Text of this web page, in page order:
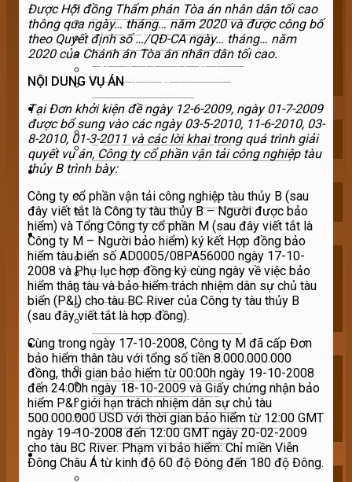
Quy định chung về luật doanh nghiệp
Thành lập doanh nghiệp
Thay đổi đăng ký kinh doanh
Cố vấn doanh nghiệp toàn diện
Cấp giấy chứng nhận đầu tư
Tư vấn dự án đầu tư
Sở hữu trí tuệ
Tư vấn bảo hộ quyền tác giả
Tư vấn bảo hộ quyền sở hữu công nghiệp
Thuế – Kế toán
Quy định chung về pháp luật thuế
Tư vấn kê khai thuế
Lao động – Bảo hiểm
Tranh chấp lao động
Chế độ thai sản
Chế độ hưu trí
Tai nạn lao động
Các chế độ an sinh xã hội khác
Tranh tụng
Luật sư tranh tụng hình sự
Luật sư tranh tụng dân sự
Luật sư tranh tụng hành chính
Luật sư tranh tụng hôn nhân – gia đình
Luật sư tranh tụng lao động
Văn bản pháp luật
Được Hội đồng Thẩm phán Tòa án nhân dân tối cao
thông qua ngày… tháng… năm 2020 và được công bố
theo Quyết định số …/QĐ-CA ngày… tháng… năm
2020 của Chánh án Tòa án nhân dân tối cao.
NỘI DUNG VỤ ÁN
Tại Đơn khởi kiện đề ngày 12-6-2009, ngày 01-7-2009
được bổ sung vào các ngày 03-5-2010, 11-6-2010, 03-
8-2010, 01-3-2011 và các lời khai trong quá trình giải
quyết vụ án, Công ty cổ phần vận tải công nghiệp tàu
thủy B trình bày:
Công ty cổ phần vận tải công nghiệp tàu thủy B (sau
đây viết tắt là Công ty tàu thủy B – Người được bảo
hiểm) và Tổng Công ty cổ phần M (sau đây viết tắt là
Công ty M – Người bảo hiểm) ký kết Hợp đồng bảo
hiểm tàu biển số AD0005/08PA56000 ngày 17-10-
2008 và Phụ lục hợp đồng ký cùng ngày về việc bảo
hiểm thân tàu và bảo hiểm trách nhiệm dân sự chủ tàu
biển (P&I) cho tàu BC River của Công ty tàu thủy B
(sau đây viết tắt là hợp đồng).
Cùng trong ngày 17-10-2008, Công ty M đã cấp Đơn
bảo hiểm thân tàu với tổng số tiền 8.000.000.000
đồng, thời gian bảo hiểm từ 00:00h ngày 19-10-2008
đến 24:00h ngày 18-10-2009 và Giấy chứng nhận bảo
hiểm P&I giới hạn trách nhiệm dân sự chủ tàu
500.000.000 USD với thời gian bảo hiểm từ 12:00 GMT
ngày 19-10-2008 đến 12:00 GMT ngày 20-02-2009
cho tàu BC River. Phạm vi bảo hiểm: Chỉ miền Viễn
Đông Châu Á từ kinh độ 60 độ Đông đến 180 độ Đông.